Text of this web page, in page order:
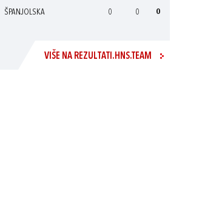
ŠPANJOLSKA 0 0 0
VIŠE NA REZULTATI.HNS.TEAM